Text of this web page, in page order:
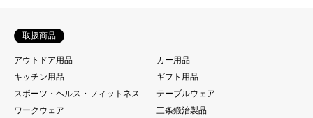
取扱商品
アウトドア用品
カー用品
キッチン用品
ギフト用品
スポーツ・ヘルス・フィットネス
テーブルウェア
ワークウェア
三条鍛治製品